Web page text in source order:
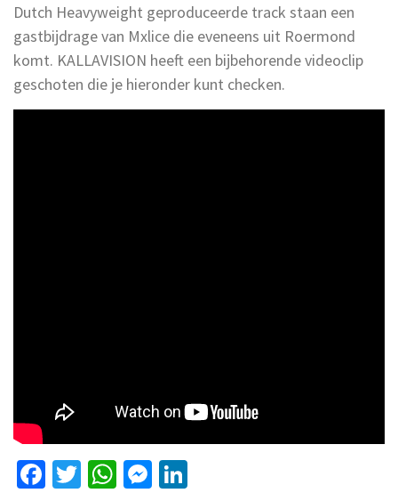
Dutch Heavyweight geproduceerde track staan een
gastbijdrage van Mxlice die eveneens uit Roermond
komt. KALLAVISION heeft een bijbehorende videoclip
geschoten die je hieronder kunt checken.
Facebook
Twitter
WhatsApp
Messenger